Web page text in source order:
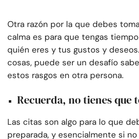
Otra razón por la que debes
calma es para que tengas
quién eres y tus gustos y
cosas, puede ser un desafío
estos rasgos en otra persona.
Recuerda, no tienes que
Las citas son algo para lo que
preparada, y esencialmente si